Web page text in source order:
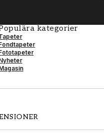
kategorier